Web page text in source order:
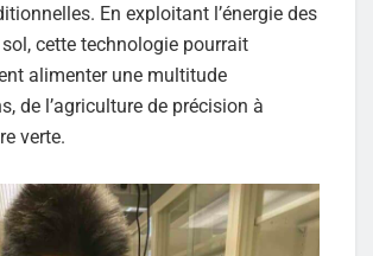
En exploitant l’énergie des
cette technologie pourrait
alimenter une multitude
de l’agriculture de précision à
verte.